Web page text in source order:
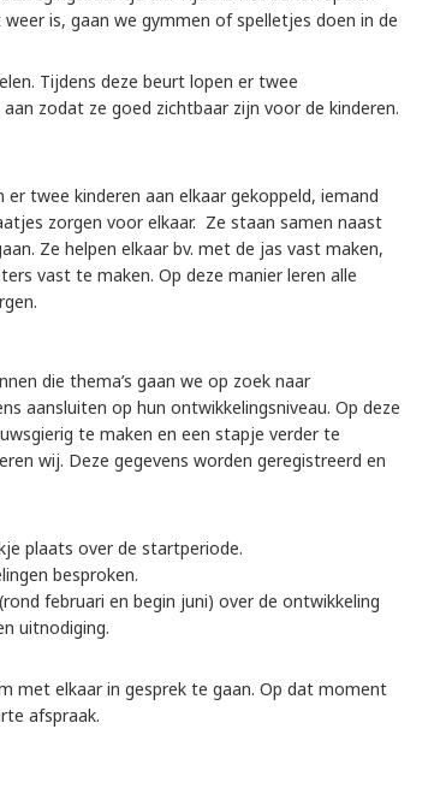
is, gaan we gymmen of spelletjes doen in de
Tijdens deze beurt lopen er twee
zodat ze goed zichtbaar zijn voor de kinderen.
twee kinderen aan elkaar gekoppeld, iemand
zorgen voor elkaar. Ze staan samen naast
Ze helpen elkaar bv. met de jas vast maken,
vast te maken. Op deze manier leren alle
die thema’s gaan we op zoek naar
aansluiten op hun ontwikkelingsniveau. Op deze
te maken en een stapje verder te
wij. Deze gegevens worden geregistreerd en
plaats over de startperiode.
besproken.
februari en begin juni) over de ontwikkeling
uitnodiging.
met elkaar in gesprek te gaan. Op dat moment
afspraak.